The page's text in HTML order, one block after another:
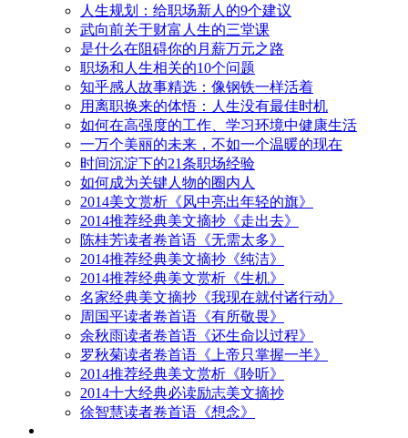
人生规划：给职场新人的9个建议
武向前关于财富人生的三堂课
是什么在阻碍你的月薪万元之路
职场和人生相关的10个问题
知乎感人故事精选：像钢铁一样活着
用离职换来的体悟：人生没有最佳时机
如何在高强度的工作、学习环境中健康生活
一万个美丽的未来，不如一个温暖的现在
时间沉淀下的21条职场经验
如何成为关键人物的圈内人
2014美文赏析《风中亮出年轻的旗》
2014推荐经典美文摘抄《走出去》
陈桂芳读者卷首语《无需太多》
2014推荐经典美文摘抄《纯洁》
2014推荐经典美文赏析《生机》
名家经典美文摘抄《我现在就付诸行动》
周国平读者卷首语《有所敬畏》
余秋雨读者卷首语《还生命以过程》
罗秋菊读者卷首语《上帝只掌握一半》
2014推荐经典美文赏析《聆听》
2014十大经典必读励志美文摘抄
徐智慧读者卷首语《想念》